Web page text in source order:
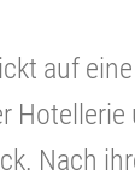
auf
Nach